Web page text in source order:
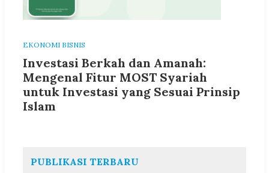
EKONOMI BISNIS
Investasi Berkah dan Amanah:
Mengenal Fitur MOST Syariah
untuk Investasi yang Sesuai Prinsip
Islam
PUBLIKASI TERBARU